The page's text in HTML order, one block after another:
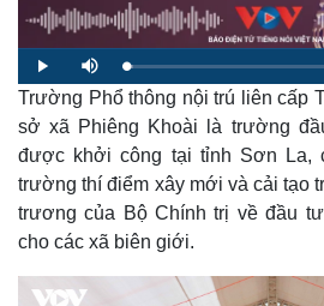
P
l
a
y
M
u
t
e
L
o
a
d
d
2
.
3
5
%
Trường Phổ thông nội trú liên cấp
sở xã Phiêng Khoài là trường
được khởi công tại tỉnh Sơn La,
trường thí điểm xây mới và cải tạo
trương của Bộ Chính trị về đầu
cho các xã biên giới.